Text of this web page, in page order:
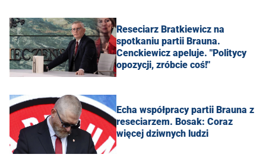
Reseciarz Bratkiewicz na
spotkaniu partii Brauna.
Cenckiewicz apeluje. "Politycy
opozycji, zróbcie coś!"
Echa współpracy partii Brauna z
reseciarzem. Bosak: Coraz
więcej dziwnych ludzi